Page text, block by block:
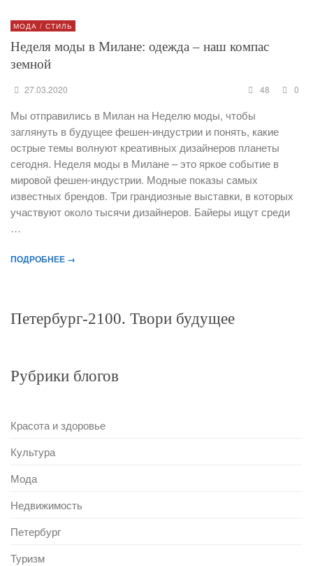
МОДА / СТИЛЬ
Неделя моды в Милане: одежда – наш компас
земной
27.03.2020 48 0
Мы отправились в Милан на Неделю моды, чтобы
заглянуть в будущее фешен-индустрии и понять, какие
острые темы волнуют креативных дизайнеров планеты
сегодня. Неделя моды в Милане – это яркое событие в
мировой фешен-индустрии. Модные показы самых
известных брендов. Три грандиозные выставки, в которых
участвуют около тысячи дизайнеров. Байеры ищут среди
…
ПОДРОБНЕЕ →
Петербург-2100. Твори будущее
Рубрики блогов
Красота и здоровье
Культура
Мода
Недвижимость
Петербург
Туризм